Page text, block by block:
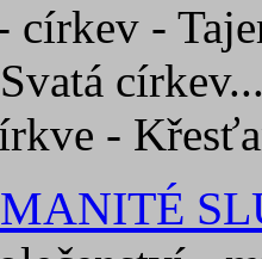
církev -
-